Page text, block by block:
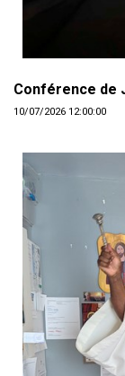
Conférence de
10/07/2026 12:00:00